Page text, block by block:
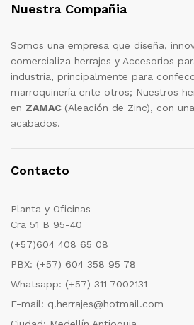
Nuestra Compañia
Somos una empresa que diseña,
comercializa herrajes y Accesorios
industria, principalmente para
marroquinería ente otros; Nuestros
en ZAMAC (Aleación de Zinc), con
acabados.
Contacto
Planta y Oficinas
Cra 51 B 95-40
(+57)604 408 65 08
PBX: (+57) 604 358 95 78
Whatsapp: (+57) 311 7002131
E-mail: q.herrajes@hotmail.com